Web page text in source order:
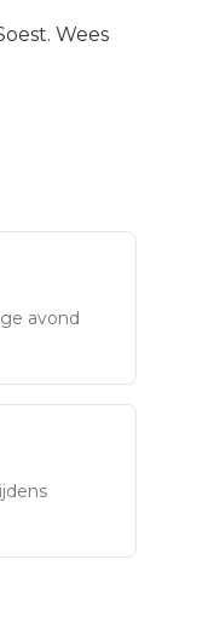
. Wees
avond